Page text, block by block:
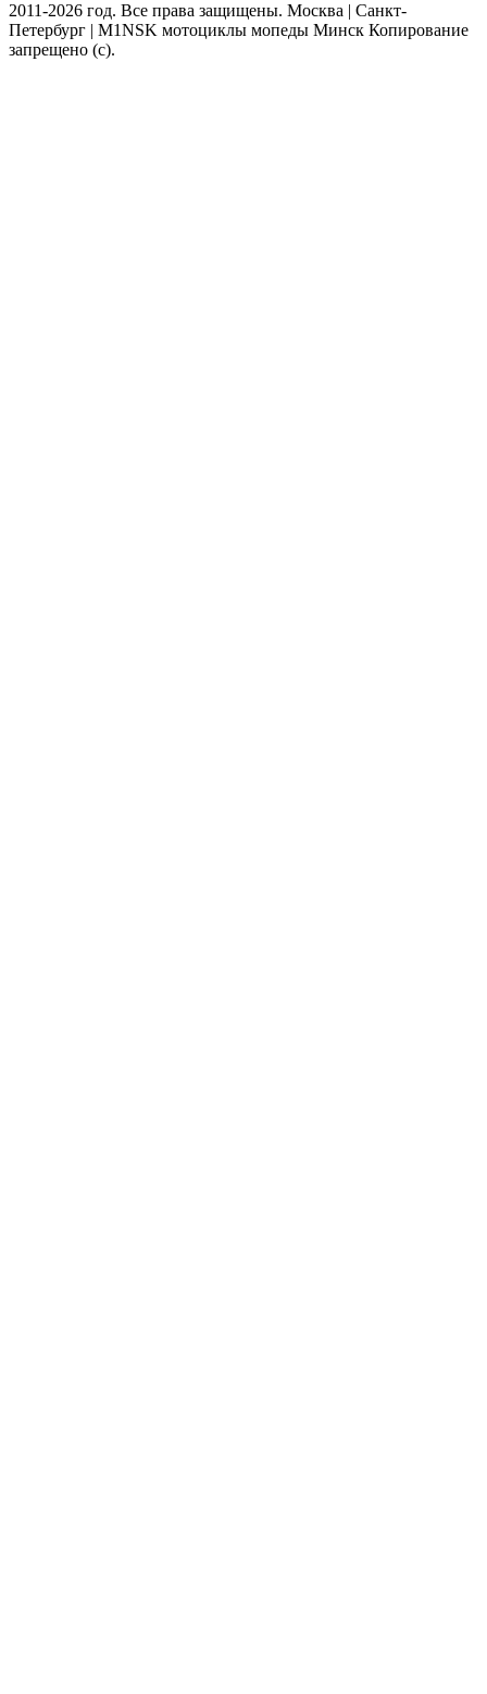
2011-2026 год. Все права защищены. Москва | Санкт-
Петербург | M1NSK мотоциклы мопеды Минск Копирование
запрещено (с).